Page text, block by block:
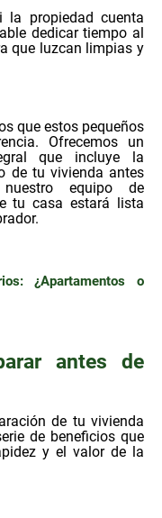
la propiedad cuenta
dedicar tiempo al
que luzcan limpias y
que estos pequeños
Ofrecemos un
que incluye la
de tu vivienda antes
equipo de
tu casa estará lista
¿Apartamentos o
antes de
de tu vivienda
de beneficios que
y el valor de la